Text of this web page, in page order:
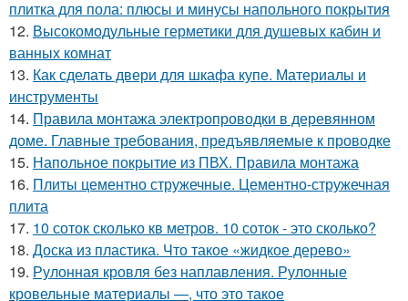
плитка для пола: плюсы и минусы напольного покрытия
12. Высокомодульные герметики для душевых кабин и
ванных комнат
13. Как сделать двери для шкафа купе. Материалы и
инструменты
14. Правила монтажа электропроводки в деревянном
доме. Главные требования, предъявляемые к проводке
15. Напольное покрытие из ПВХ. Правила монтажа
16. Плиты цементно стружечные. Цементно-стружечная
плита
17. 10 соток сколько кв метров. 10 соток - это сколько?
18. Доска из пластика. Что такое «жидкое дерево»
19. Рулонная кровля без наплавления. Рулонные
кровельные материалы —, что это такое